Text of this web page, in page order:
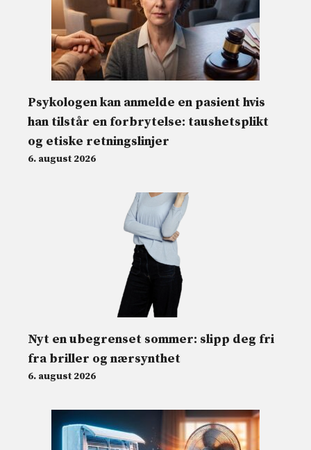
Psykologen kan anmelde en pasient hvis
han tilstår en forbrytelse: taushetsplikt
og etiske retningslinjer
6. august 2026
Nyt en ubegrenset sommer: slipp deg fri
fra briller og nærsynthet
6. august 2026